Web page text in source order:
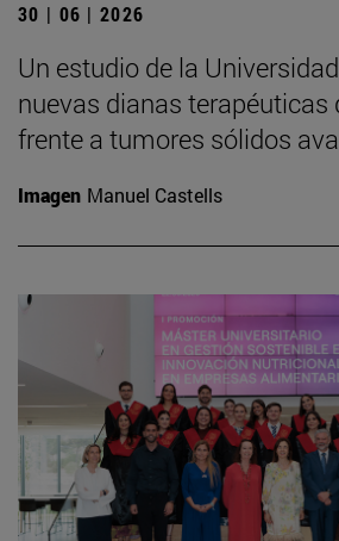
30 | 06 | 2026
Un estudio de la
nuevas dianas terapéuticas
frente a tumores sólidos
Imagen Manuel Castells